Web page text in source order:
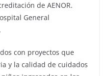
de AENOR.
General
con proyectos que
y la calidad de cuidados